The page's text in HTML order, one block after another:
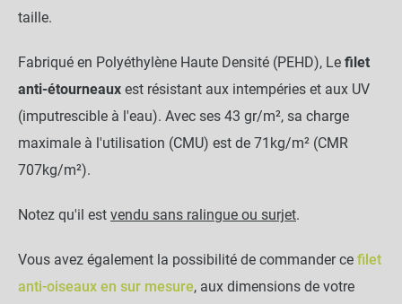
taille.
Fabriqué en Polyéthylène Haute Densité (PEHD), Le filet
anti-étourneaux est résistant aux intempéries et aux UV
(imputrescible à l'eau). Avec ses 43 gr/m², sa charge
maximale à l'utilisation (CMU) est de 71kg/m² (CMR
707kg/m²).
Notez qu'il est vendu sans ralingue ou surjet.
Vous avez également la possibilité de commander ce filet
anti-oiseaux en sur mesure, aux dimensions de votre